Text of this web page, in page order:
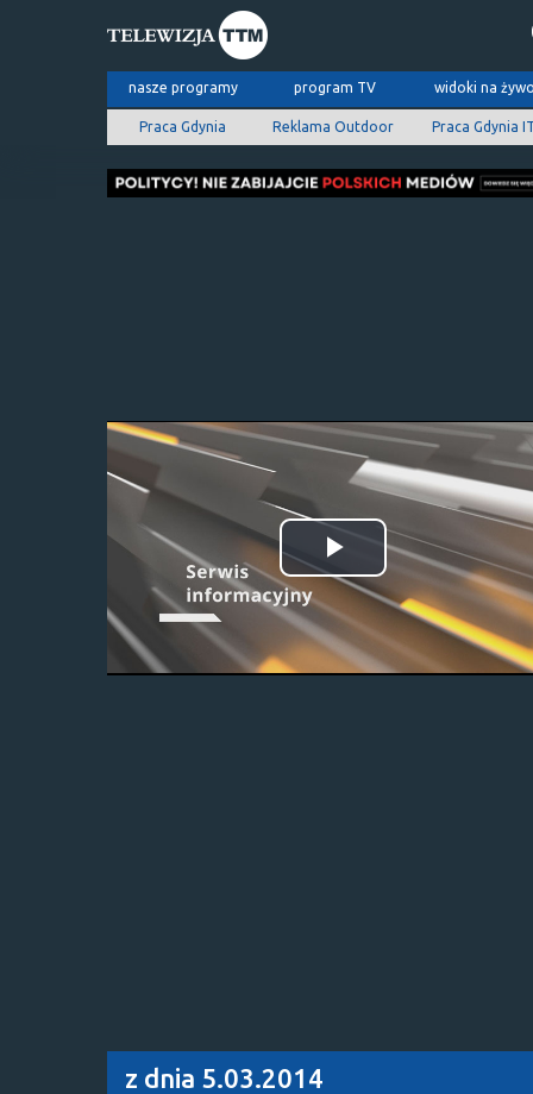
nasze programy program TV widoki na
Praca Gdynia Reklama Outdoor Praca Gdynia
Odtwórz
wideo
z dnia 5.03.2014